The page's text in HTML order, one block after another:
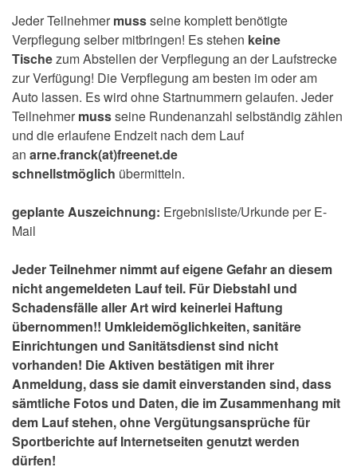
Jeder Teilnehmermussseine komplett benötigte
Verpflegung selber mitbringen! Es stehen keine
Tischezum Abstellen der Verpflegung an der Laufstrecke
zur Verfügung! Die Verpflegung am besten im oder am
Auto lassen. Es wird ohne Startnummern gelaufen. Jeder
Teilnehmermussseine Rundenanzahl selbständig zählen
und die erlaufene Endzeit nach dem Lauf
an arne.franck(at)freenet.de
schnellstmöglich übermitteln.
geplante Auszeichnung: Ergebnisliste/Urkunde per E-
Mail
Jeder Teilnehmer nimmt auf eigene Gefahr an diesem
nicht angemeldeten Lauf teil. Für Diebstahl und
Schadensfälle aller Art wird keinerlei Haftung
übernommen!! Umkleidemöglichkeiten, sanitäre
Einrichtungen und Sanitätsdienst sind nicht
vorhanden! Die Aktiven bestätigen mit ihrer
Anmeldung, dass sie damit einverstanden sind, dass
sämtliche Fotos und Daten, die im Zusammenhang mit
dem Lauf stehen, ohne Vergütungsansprüche für
Sportberichte auf Internetseiten genutzt werden
dürfen!